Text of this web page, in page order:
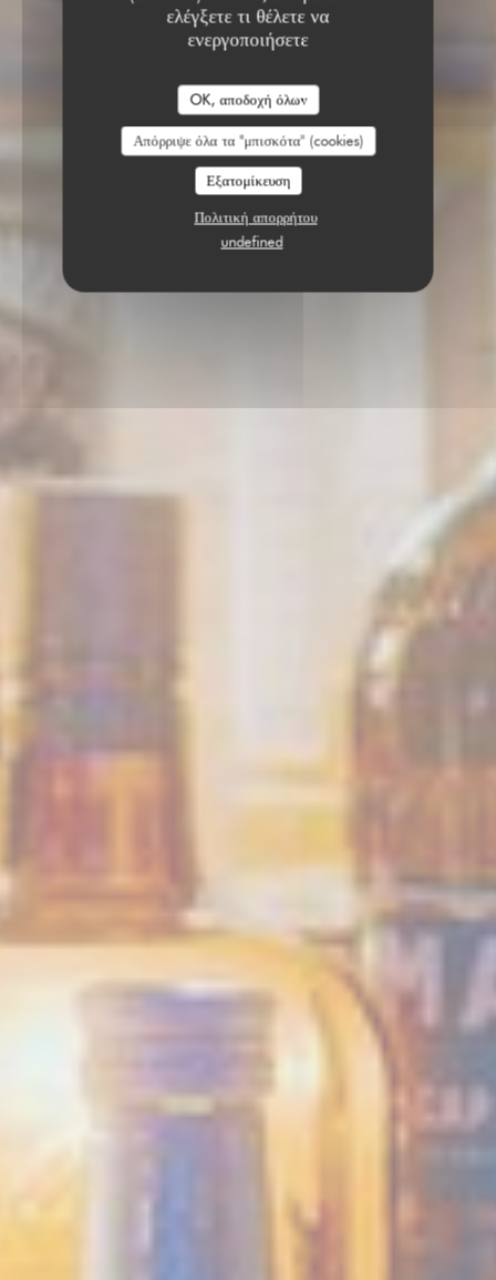
ελέγξετε τι θέλετε να
ενεργοποιήσετε
OK, αποδοχή όλων
Απόρριψε όλα τα "μπισκότα" (cookies)
Εξατομίκευση
Πολιτική απορρήτου
undefined